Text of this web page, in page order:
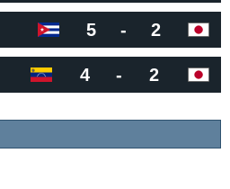
5 - 2
4 - 2